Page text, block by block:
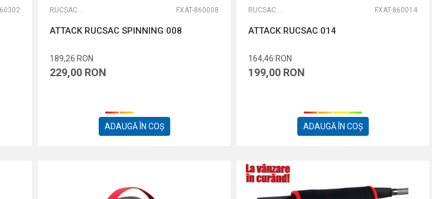
RUCSACURI FXAT-860008
ATTACK RUCSAC SPINNING 008
189,26 RON
229,00 RON
ADAUGĂ ÎN COȘ
RUCSACURI FXAT-860014
ATTACK RUCSAC 014
164,46 RON
199,00 RON
ADAUGĂ ÎN COȘ